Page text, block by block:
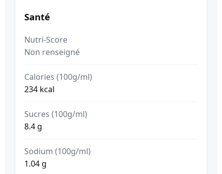
Santé
Nutri-Score
Non renseigné
Calories (100g/ml)
234 kcal
Sucres (100g/ml)
8.4 g
Sodium (100g/ml)
1.04 g